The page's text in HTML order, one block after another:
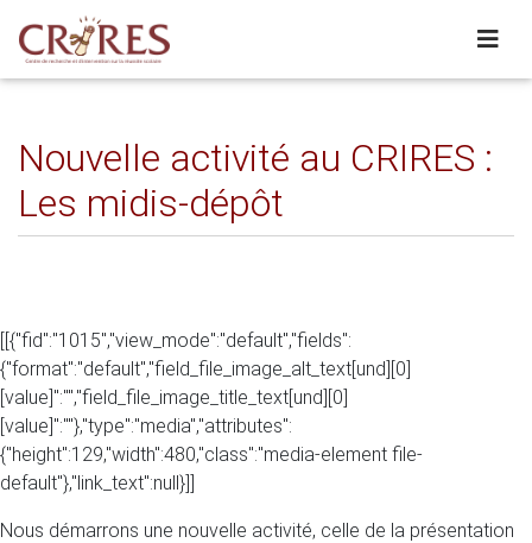
Nouvelle activité au CRIRES :
Les midis-dépôt
[[{"fid":"1015","view_mode":"default","fields":
{"format":"default","field_file_image_alt_text[und][0]
[value]":"","field_file_image_title_text[und][0]
[value]":""},"type":"media","attributes":
{"height":129,"width":480,"class":"media-element file-
default"},"link_text":null}]]
Nous démarrons une nouvelle activité, celle de la présentation